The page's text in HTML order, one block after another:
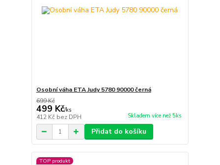
Osobní váha ETA Judy 5780 90000 černá
699 Kč
499 Kč/ks
412 Kč bez DPH Skladem více než 5ks
Přidat do košíku
TOP produkt